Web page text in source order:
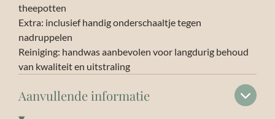
theepotten
Extra: inclusief handig onderschaaltje tegen
nadruppelen
Reiniging: handwas aanbevolen voor langdurig behoud
van kwaliteit en uitstraling
Aanvullende informatie